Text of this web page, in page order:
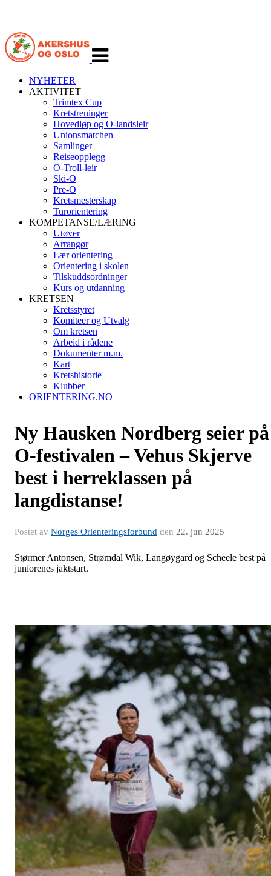
navigasjon
NYHETER
AKTIVITET
Trimtex Cup
Kretstreninger
Hovedløp og O-landsleir
Unionsmatchen
Samlinger
Reiseopplegg
O-Troll-leir
Ski-O
Pre-O
Kretsmesterskap
Turorientering
KOMPETANSE/LÆRING
Utøver
Arrangør
Lær orientering
Orientering i skolen
Tilskuddsordninger
Kurs og utdanning
KRETSEN
Kretsstyret
Komiteer og Utvalg
Om kretsen
Arbeid i rådene
Dokumenter m.m.
Kart
Kretshistorie
Klubber
ORIENTERING.NO
Ny Hausken Nordberg seier på
O-festivalen – Vehus Skjerve
best i herreklassen på
langdistanse!
Postet av Norges Orienteringsforbund den 22. jun 2025
Størmer Antonsen, Strømdal Wik, Langøygard og Scheele best på
juniorenes jaktstart.